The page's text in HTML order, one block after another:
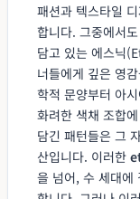
패션과 텍스타일
합니다. 그중에서
담고 있는 에스닉
너들에게 깊은 영
학적 문양부터 아
화려한 색채 조합
담긴 패턴들은 그
산입니다. 이러한
을 넘어, 수 세대에